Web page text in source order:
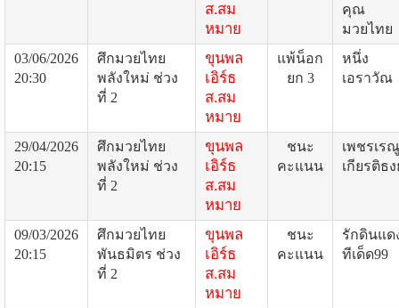
ส.สม
หมาย
คุณ
มวยไทย
03/06/2026
20:30
ศึกมวยไทย
พลังใหม่ ช่วง
ที่ 2
ขุนพล
เอิร์ธ
ส.สม
หมาย
แพ้น็อก
ยก 3
หนึ่ง
เอราวัณ
29/04/2026
20:15
ศึกมวยไทย
พลังใหม่ ช่วง
ที่ 2
ขุนพล
เอิร์ธ
ส.สม
หมาย
ชนะ
คะแนน
เพชรเรณู
เกียรติธ
09/03/2026
20:15
ศึกมวยไทย
พันธมิตร ช่วง
ที่ 2
ขุนพล
เอิร์ธ
ส.สม
หมาย
ชนะ
คะแนน
รักดินแด
ทีเด็ด99